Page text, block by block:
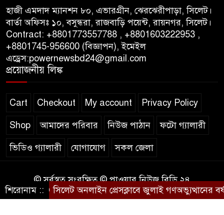
গণবিজ্ঞপ্তি নিয়ে সিলেট অনলাইন
প্রেসক্লাবে বিশ্ব মুক্ত গণমাধ্যম দিবসে
সমালোচনা
সিলেটে ব্যাডমিন্টন তারকাদের
হাজী এমদাদ ম্যানশন ৮০, এভারগ্রীন, ঝেরঝেরীপাড়া, সিলেট।
বার্তা অফিসঃ ১০, বসুন্ধরা, রাজবাড়ি পয়েন্ট, রায়নগর, সিলেট।
Contract: +8801773557788 , +8801603222953 ,
+8801745-956600 (বিজ্ঞাপন), ইমেইল
এড্রেস:powernewsbd24@gmail.com
প্রয়োজনীয় লিঙ্ক
Cart Checkout My account Privacy Policy
Shop আমাদের পরিবার নিউজ পাঠান ফটো গ্যালারী
ভিডিও গ্যালারী যোগাযোগ সকল জেলা
© সর্বস্বত্ব সংরক্ষিত © পাওয়ার নিউজ বিডি ২৪
কারিগরি সহযোগিতায়ঃWEB DESIGN BD
শিরোনাম ::সিলেট অনলাইন প্রেসক্লাবে জুলাই গণঅভ্যুত্থানের